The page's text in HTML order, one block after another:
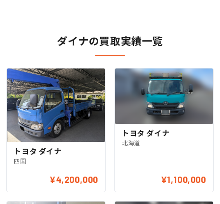
ダイナの買取実績一覧
トヨタ ダイナ
四国
¥4,200,000
トヨタ ダイナ
北海道
¥1,100,000